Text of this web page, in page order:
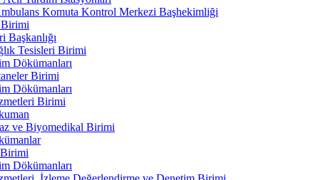
Komuta Kontrol Merkezi Başhekimliği
Başkanlığı
Tesisleri Birimi
Dökümanları
Birimi
Dökümanları
Birimi
ve Biyomedikal Birimi
Birimi
Dökümanları